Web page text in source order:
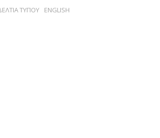
ΤΥΠΟΥ ENGLISH